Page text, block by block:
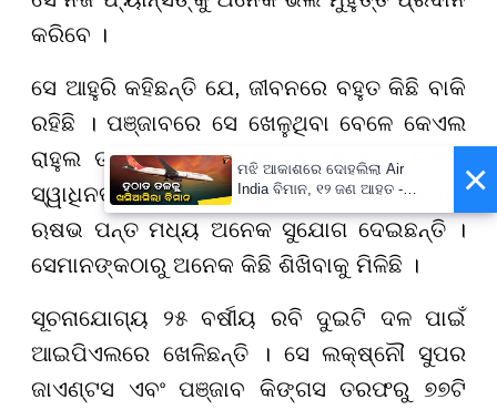
କରିବେ ।
ସେ ଆହୁରି କହିଛନ୍ତି ଯେ, ଜୀବନରେ ବହୁତ କିଛି ବାକି
ରହିଛି । ପଞ୍ଜାବରେ ସେ ଖେଳୁଥିବା ବେଳେ କେଏଲ
ରାହୁଲ ତାଙ୍କୁ ବହୁତ ସମର୍ଥନ କରୁଥିଲେ । ତାଙ୍କୁ
ସ୍ୱାଧିନତା ପ୍ରଦାନ କରୁଥିଲେ । ଲକ୍ଷ୍ନୌରେ
ଋଷଭ ପନ୍ତ ମଧ୍ୟ ଅନେକ ସୁଯୋଗ ଦେଇଛନ୍ତି ।
ସେମାନଙ୍କଠାରୁ ଅନେକ କିଛି ଶିଖିବାକୁ ମିଳିଛି ।
ସୂଚନାଯୋଗ୍ୟ ୨୫ ବର୍ଷୀୟ ରବି ଦୁଇଟି ଦଳ ପାଇଁ
ଆଇପିଏଲରେ ଖେଳିଛନ୍ତି । ସେ ଲକ୍ଷ୍ନୌ ସୁପର
ଜାଏଣ୍ଟସ ଏବଂ ପଞ୍ଜାବ କିଙ୍ଗସ ତରଫରୁ ୭୭ଟି
×
ମଝି ଆକାଶରେ ଦୋହଲିଲା Air
India ବିମାନ, ୧୨ ଜଣ ଆହତ -
PrameyaNews7